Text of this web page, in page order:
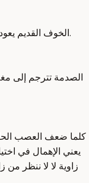
الخوف القديم يعود كألم بطن القهر المكبوت يعود كشد في الرقبة.
الصدمة تترجم إلى
كلما ضعف العصب
يعني الإهمال في
زاوية لا لا ننظر